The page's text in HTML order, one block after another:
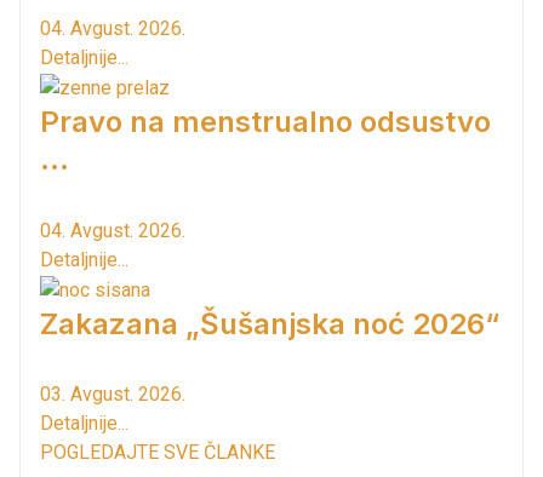
04. Avgust. 2026.
Detaljnije...
Pravo na menstrualno odsustvo
...
04. Avgust. 2026.
Detaljnije...
Zakazana „Šušanjska noć 2026“
03. Avgust. 2026.
Detaljnije...
POGLEDAJTE SVE ČLANKE